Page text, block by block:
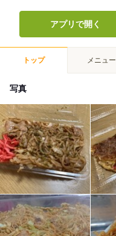
アプリで開く
トップ メニュー
写真